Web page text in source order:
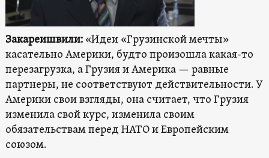
Закареишвили:«Идеи «Грузинской мечты»
касательно Америки, будто произошла какая-то
перезагрузка, а Грузия и Америка — равные
партнеры, не соответствуют действительности. У
Америки свои взгляды, она считает, что Грузия
изменила свой курс, изменила своим
обязательствам перед НАТО и Европейским
союзом.